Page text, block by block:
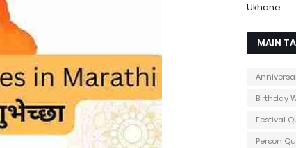
Ukhane
MAIN
Birthday
Festival
Person